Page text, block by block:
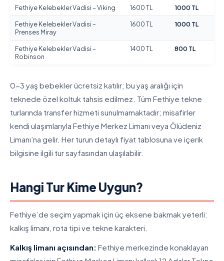
Fethiye Kelebekler Vadisi – Viking 1600 TL 1000 TL
Fethiye Kelebekler Vadisi –
Prenses Miray
1600 TL 1000 TL
Fethiye Kelebekler Vadisi –
Robinson
1400 TL 800 TL
0-3 yaş bebekler ücretsiz katılır; bu yaş aralığı için
teknede özel koltuk tahsis edilmez. Tüm Fethiye tekne
turlarında transfer hizmeti sunulmamaktadır; misafirler
kendi ulaşımlarıyla Fethiye Merkez Limanı veya Ölüdeniz
Limanı’na gelir. Her turun detaylı fiyat tablosuna ve içerik
bilgisine ilgili tur sayfasından ulaşılabilir.
Hangi Tur Kime Uygun?
Fethiye’de seçim yapmak için üç eksene bakmak yeterli:
kalkış limanı, rota tipi ve tekne karakteri.
Kalkış limanı açısından: Fethiye merkezinde konaklayan